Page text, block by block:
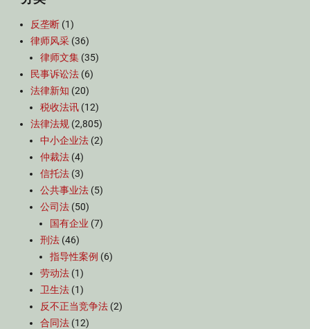
反垄断 (1)
律师风采 (36)
律师文集 (35)
民事诉讼法 (6)
法律新知 (20)
税收法讯 (12)
法律法规 (2,805)
中小企业法 (2)
仲裁法 (4)
信托法 (3)
公共事业法 (5)
公司法 (50)
国有企业 (7)
刑法 (46)
指导性案例 (6)
劳动法 (1)
卫生法 (1)
反不正当竞争法 (2)
合同法 (12)